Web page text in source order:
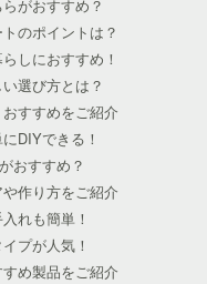
がおすすめ？
のポイントは？
しにおすすめ！
選び方とは？
すすめをご紹介
DIYできる！
おすすめ？
作り方をご紹介
れも簡単！
プが人気！
め製品をご紹介